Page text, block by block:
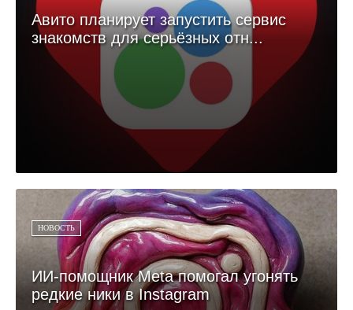
Авито планирует запустить сервис
знакомств для серьёзных отн...
НОВОСТЬ
ИИ-помощник Meta помогал угонять
редкие ники в Instagram